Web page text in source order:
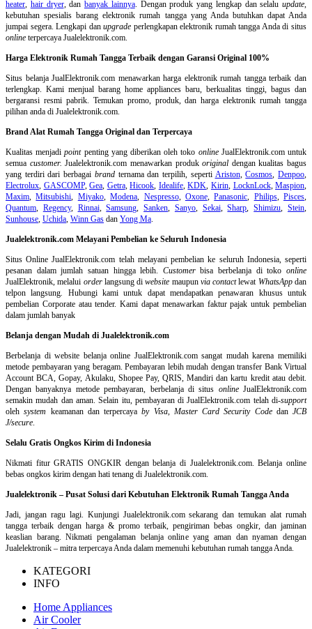
heater hair dryer, dan banyak lainnya. Dengan produk yang lengkap dan selalu update
kebutuhan spesialis barang elektronik rumah tangga yang Anda butuhkan dapat Anda
jumpai segera. Lengkapi danupgrade perlengkapan elektronik rumah tangga Anda di situs
online terpercaya Jualelektronik.com.
Harga Elektronik Rumah Tangga Terbaik dengan Garansi Original 100%
Situs belanjaJualElektronik.com menawarkan harga elektronik rumah tangga terbaik dan
terlengkap. Kami menjual barang home appliances baru, berkualitas tinggi, bagus dan
bergaransi resmi pabrik. Temukan promo, produk, dan harga elektronik rumah tangga
pilihan anda di Jualelektronik.com.
Brand Alat Rumah Tangga Original dan Terpercaya
Kualitas menjadipointpenting yang diberikan oleh toko onlineJualElektronik.com untuk
semua customer. Jualelektronik.com menawarkan produkoriginal dengan kualitas bagus
yang terdiri dari berbagai brandternama dan terpilih, seperti Ariston,Cosmos ,Denpoo
Electrolux GASCOMP,Gea Getra,Hicook Idealife,KDK Kirin, LocknLock,Maspion
Maxim ,Mitsubishi Miyako,Modena Nespresso, Oxone,Panasonic Philips, Pisces
Quantum
Regency, Rinnai,Samsung ,Sanken Sanyo, Sekai,Sharp ,Shimizu ,Stein
Sunhouse Uchida Winn Gas dan Yong Ma
Jualelektronik.com Melayani Pembelian ke Seluruh Indonesia
Situs Online JualElektronik.com telah melayani pembelian ke seluruh Indonesia, seperti
pesanan dalam jumlah satuan hingga lebih. Customerbisa berbelanja di tokoonline
JualElektronik, melalui orderlangsung diwebsite maupun via contactlewat WhatsAppdan
telpon langsung
Hubungi kami untuk dapat mendapatkan penawaran khusus untuk
pembelian Corporate atau tender. Kami dapat menawarkan faktur pajak untuk pembelian
dalam jumlah banyak
Belanja dengan Mudah di Jualelektronik.com
Berbelanja diwebsite belanja online JualElektronik.com sangat mudah karena memiliki
metode pembayaran yang beragam. Pembayaran lebih mudah dengan transfer Bank Virtual
Account BCA, Gopay, Akulaku, Shopee Pay, QRIS, Mandiri dan kartu kredit atau debit.
Dengan banyaknya metode pembayaran, berbelanja di situs onlineJualElektronik.com
semakin mudah dan aman. Selain itu, pembayaran di JualElektronik.com telah di-support
olehsystem keamanan dan terpercayaby Visa, Master Card Security Codedan JCB
J/secure
Selalu Gratis Ongkos Kirim di Indonesia
Nikmati fitur GRATIS ONGKIR dengan belanja di Jualelektronik.com. Belanja online
bebas ongkos kirim dengan hati tenang di Jualelektronik.com.
Jualelektronik – Pusat Solusi dari Kebutuhan Elektronik Rumah Tangga Anda
Jadi, jangan ragu lagi. Kunjungi Jualelektronik.com sekarang dan temukan alat rumah
tangga terbaik dengan harga & promo terbaik, pengiriman bebas ongkir, dan jaminan
keaslian barang. Nikmati pengalaman belanja online yang aman dan nyaman dengan
Jualelektronik – mitra terpercaya Anda dalam memenuhi kebutuhan rumah tangga Anda.
KATEGORI
INFO
Home Appliances
Air Cooler